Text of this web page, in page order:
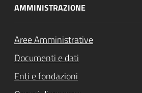
AMMINISTRAZIONE
Aree Amministrative
Documenti e dati
Enti e fondazioni